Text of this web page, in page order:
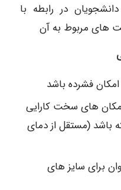
در رابطه با
های مربوط به آن
فشرده باشد
های سخت کارایی
باشد (مستقل از دمای
برای سایز های